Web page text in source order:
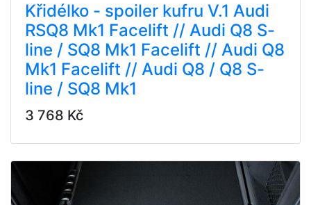
Křidélko - spoiler kufru V.1 Audi
RSQ8 Mk1 Facelift // Audi Q8 S-
line / SQ8 Mk1 Facelift // Audi Q8
Mk1 Facelift // Audi Q8 / Q8 S-
line / SQ8 Mk1
3 768 Kč